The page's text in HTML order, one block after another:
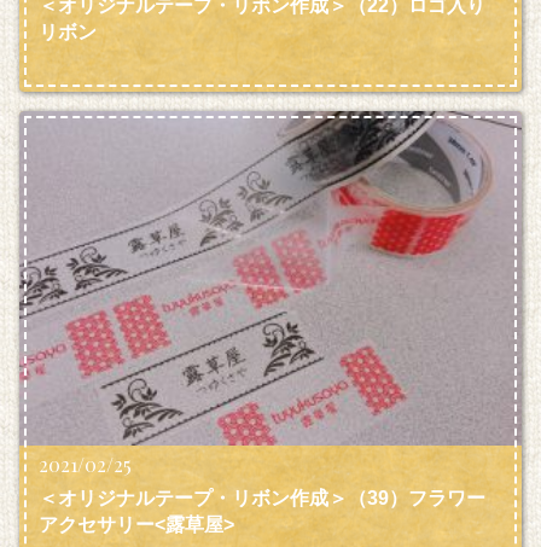
＜オリジナルテープ・リボン作成＞（22）ロゴ入り
リボン
2021/02/25
＜オリジナルテープ・リボン作成＞（39）フラワー
アクセサリー<露草屋>